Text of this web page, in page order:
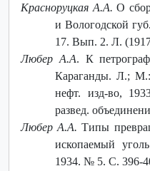
Красноруцкая А.А. О
и Вологодской
17. Вып. 2. Л.
Любер А.А. К
Караганды. Л.; М.:
нефт. изд-во,
развед.
Любер А.А. Типы
ископаемый
1934. № 5. С. 396-